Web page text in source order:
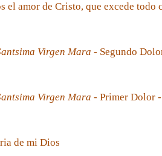
el amor de Cristo, que excede todo
Virgen Mara - Segundo
Virgen Mara - Primer Dolor
de mi Dios